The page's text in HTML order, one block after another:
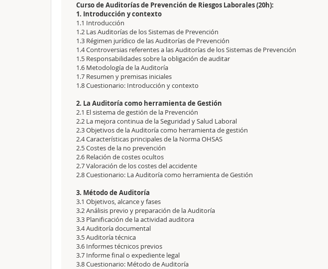
Curso de Auditorías de Prevención de Riesgos Laborales (20h):
1. Introducción y contexto
1.1 Introducción
1.2 Las Auditorías de los Sistemas de Prevención
1.3 Régimen jurídico de las Auditorías de Prevención
1.4 Controversias referentes a las Auditorías de los Sistemas de Prevención
1.5 Responsabilidades sobre la obligación de auditar
1.6 Metodología de la Auditoría
1.7 Resumen y premisas iniciales
1.8 Cuestionario: Introducción y contexto
2. La Auditoría como herramienta de Gestión
2.1 El sistema de gestión de la Prevención
2.2 La mejora continua de la Seguridad y Salud Laboral
2.3 Objetivos de la Auditoría como herramienta de gestión
2.4 Características principales de la Norma OHSAS
2.5 Costes de la no prevención
2.6 Relación de costes ocultos
2.7 Valoración de los costes del accidente
2.8 Cuestionario: La Auditoría como herramienta de Gestión
3. Método de Auditoría
3.1 Objetivos, alcance y fases
3.2 Análisis previo y preparación de la Auditoría
3.3 Planificación de la actividad auditora
3.4 Auditoría documental
3.5 Auditoría técnica
3.6 Informes técnicos previos
3.7 Informe final o expediente legal
3.8 Cuestionario: Método de Auditoría